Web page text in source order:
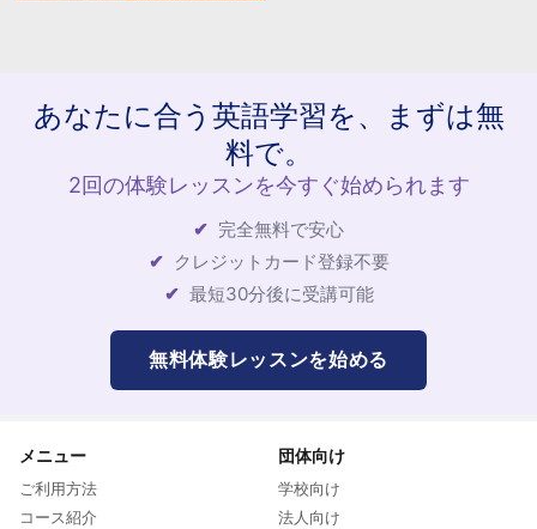
あなたに合う英語学習を、まずは無
料で。
2回の体験レッスンを今すぐ始められます
完全無料で安心
クレジットカード登録不要
最短30分後に受講可能
無料体験レッスンを始める
メニュー
ご利用方法
コース紹介
団体向け
学校向け
法人向け